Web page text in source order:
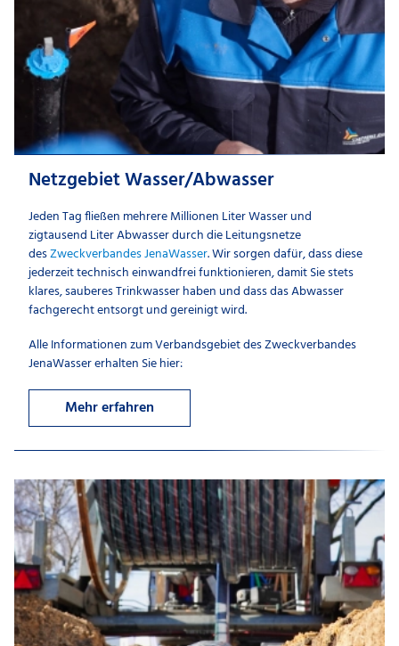
Netzgebiet Wasser/Abwasser
Jeden Tag fließen mehrere Millionen Liter Wasser und
zigtausend Liter Abwasser durch die Leitungsnetze
desZweckverbandes JenaWasser. Wir sorgen dafür, dass diese
jederzeit technisch einwandfrei funktionieren, damit Sie stets
klares, sauberes Trinkwasser haben und dass das Abwasser
fachgerecht entsorgt und gereinigt wird.
Alle Informationen zum Verbandsgebiet des Zweckverbandes
JenaWasser erhalten Sie hier:
Mehr erfahren